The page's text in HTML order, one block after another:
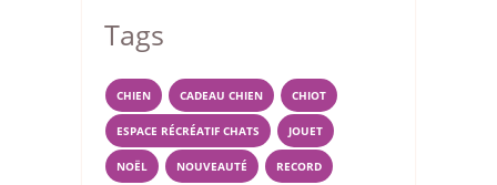
Tags
CHIEN CADEAU CHIEN CHIOT
ESPACE RÉCRÉATIF CHATS JOUET
NOËL NOUVEAUTÉ RECORD